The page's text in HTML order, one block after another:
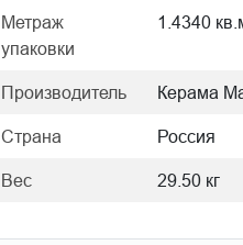
Метраж
упаковки
1.4340
Производитель Керама
Страна Россия
Вес 29.50 кг